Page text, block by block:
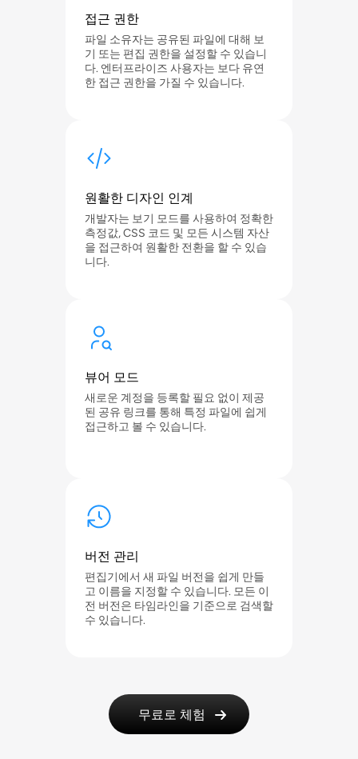
접근 권한
파일 소유자는 공유된 파일에 대해 보
기 또는 편집 권한을 설정할 수 있습니
다. 엔터프라이즈 사용자는 보다 유연
한 접근 권한을 가질 수 있습니다.
원활한 디자인 인계
개발자는 보기 모드를 사용하여 정확한
측정값, CSS 코드 및 모든 시스템 자산
을 접근하여 원활한 전환을 할 수 있습
니다.
뷰어 모드
새로운 계정을 등록할 필요 없이 제공
된 공유 링크를 통해 특정 파일에 쉽게
접근하고 볼 수 있습니다.
버전 관리
편집기에서 새 파일 버전을 쉽게 만들
고 이름을 지정할 수 있습니다. 모든 이
전 버전은 타임라인을 기준으로 검색할
수 있습니다.
무료로 체험